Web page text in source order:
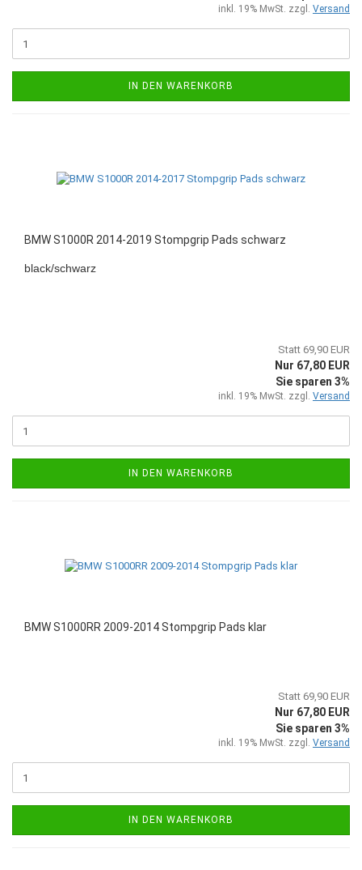
inkl. 19% MwSt. zzgl. Versand
IN DEN WARENKORB
BMW S1000R 2014-2019 Stompgrip Pads schwarz
black/schwarz
Statt 69,90 EUR
Nur 67,80 EUR
Sie sparen 3%
inkl. 19% MwSt. zzgl. Versand
IN DEN WARENKORB
BMW S1000RR 2009-2014 Stompgrip Pads klar
Statt 69,90 EUR
Nur 67,80 EUR
Sie sparen 3%
inkl. 19% MwSt. zzgl. Versand
IN DEN WARENKORB